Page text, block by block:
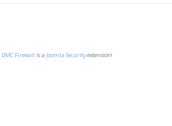
DMC Firewall is a Joomla Security extension!